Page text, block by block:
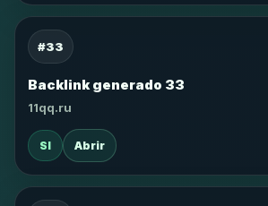
#33
Backlink generado 33
11qq.ru
SI Abrir